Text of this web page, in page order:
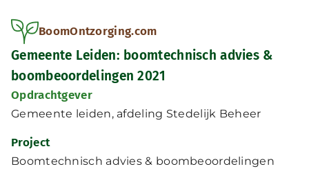
BoomOntzorging.com
Gemeente Leiden: boomtechnisch advies &
boombeoordelingen 2021
Opdrachtgever
Gemeente leiden, afdeling Stedelijk Beheer
Project
Boomtechnisch advies & boombeoordelingen